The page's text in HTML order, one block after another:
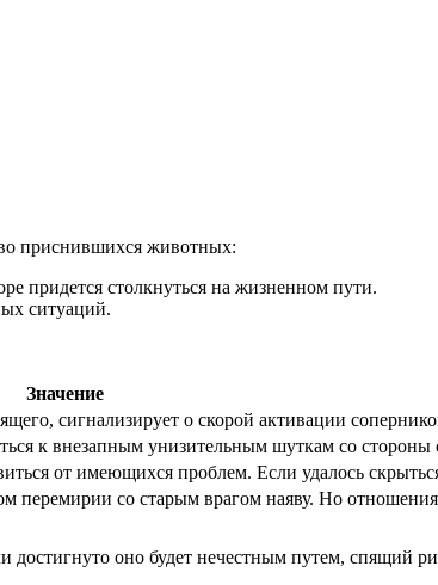
приснившихся животных:
придется столкнуться на жизненном пути.
ситуаций.
Значение
сигнализирует о скорой активации
к внезапным унизительным шуткам со
от имеющихся проблем. Если удалось
перемирии со старым врагом наяву. Но
оно будет нечестным путем, спящий